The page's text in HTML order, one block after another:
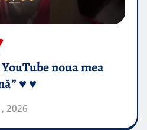
noua mea
♥️ ♥️
2026